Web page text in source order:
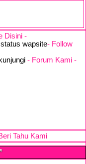
Disini -
wapsite- Follow
- Forum Kami -
Tahu Kami